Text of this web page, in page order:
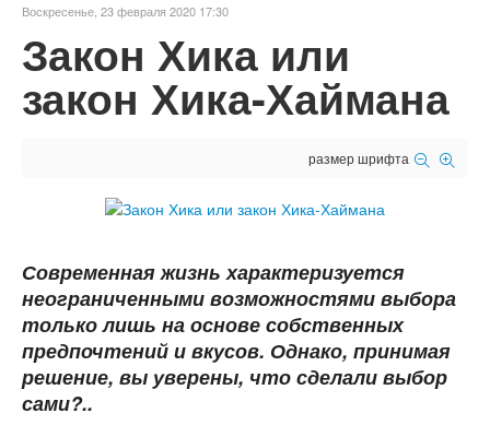
Воскресенье, 23 февраля 2020 17:30
Закон Хика или
закон Хика-Хаймана
размер шрифта
Современная жизнь характеризуется
неограниченными возможностями выбора
только лишь на основе собственных
предпочтений и вкусов. Однако, принимая
решение, вы уверены, что сделали выбор
сами?..